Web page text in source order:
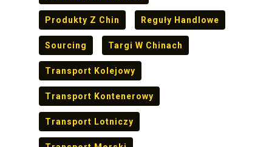
Produkty Z Chin Reguły Handlowe
Sourcing Targi W Chinach
Transport Kolejowy
Transport Kontenerowy
Transport Lotniczy